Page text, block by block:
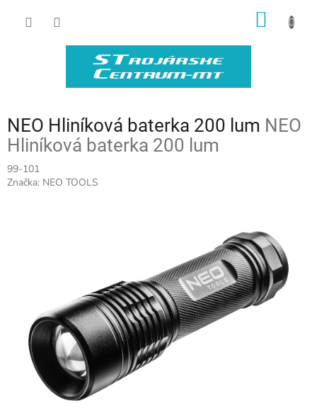
NEO Hliníková baterka 200 lum NEO
Hliníková baterka 200 lum
99-101
Značka: NEO TOOLS